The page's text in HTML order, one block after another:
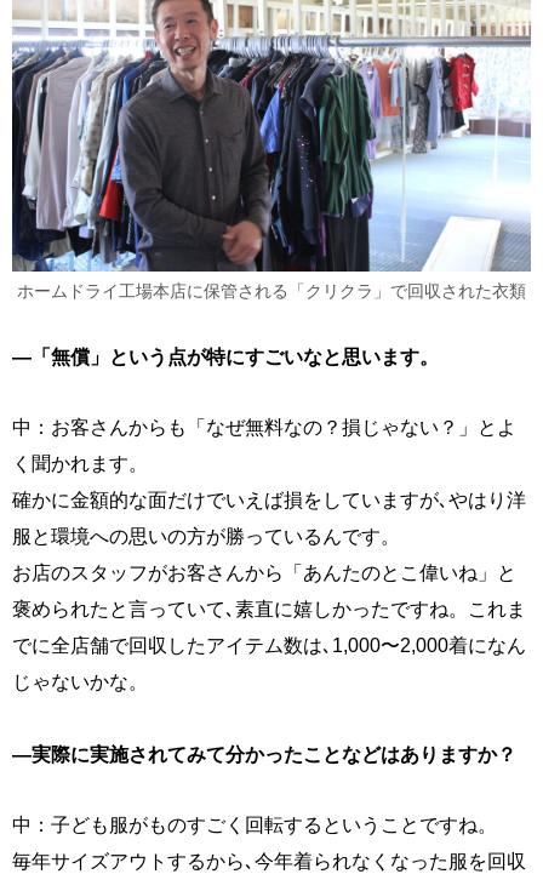
ホームドライ工場本店に保管される「クリクラ」で回収された衣類
―「無償」という点が特にすごいなと思います。
中：お客さんからも「なぜ無料なの？損じゃない？」とよ
く聞かれます。
確かに金額的な面だけでいえば損をしていますが､やはり洋
服と環境への思いの方が勝っているんです。
お店のスタッフがお客さんから「あんたのとこ偉いね」と
褒められたと言っていて､素直に嬉しかったですね。これま
でに全店舗で回収したアイテム数は､1,000〜2,000着になん
じゃないかな。
―実際に実施されてみて分かったことなどはありますか？
中：子ども服がものすごく回転するということですね。
毎年サイズアウトするから､今年着られなくなった服を回収